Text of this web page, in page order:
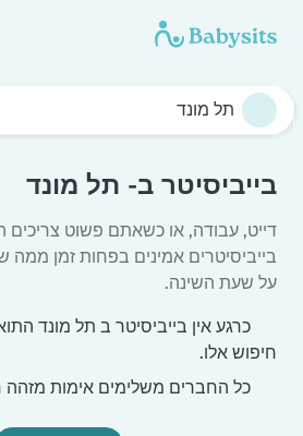
בייביסיטר ב- תל מונד
דייט, עבודה, או כשאתם פשוט
בייביסיטרים אמינים בפחות זמן ממה
על שעת השינה.
כרגע אין בייביסיטר ב תל מונד
חיפוש אלו.
כל החברים משלימים אימות מזהה